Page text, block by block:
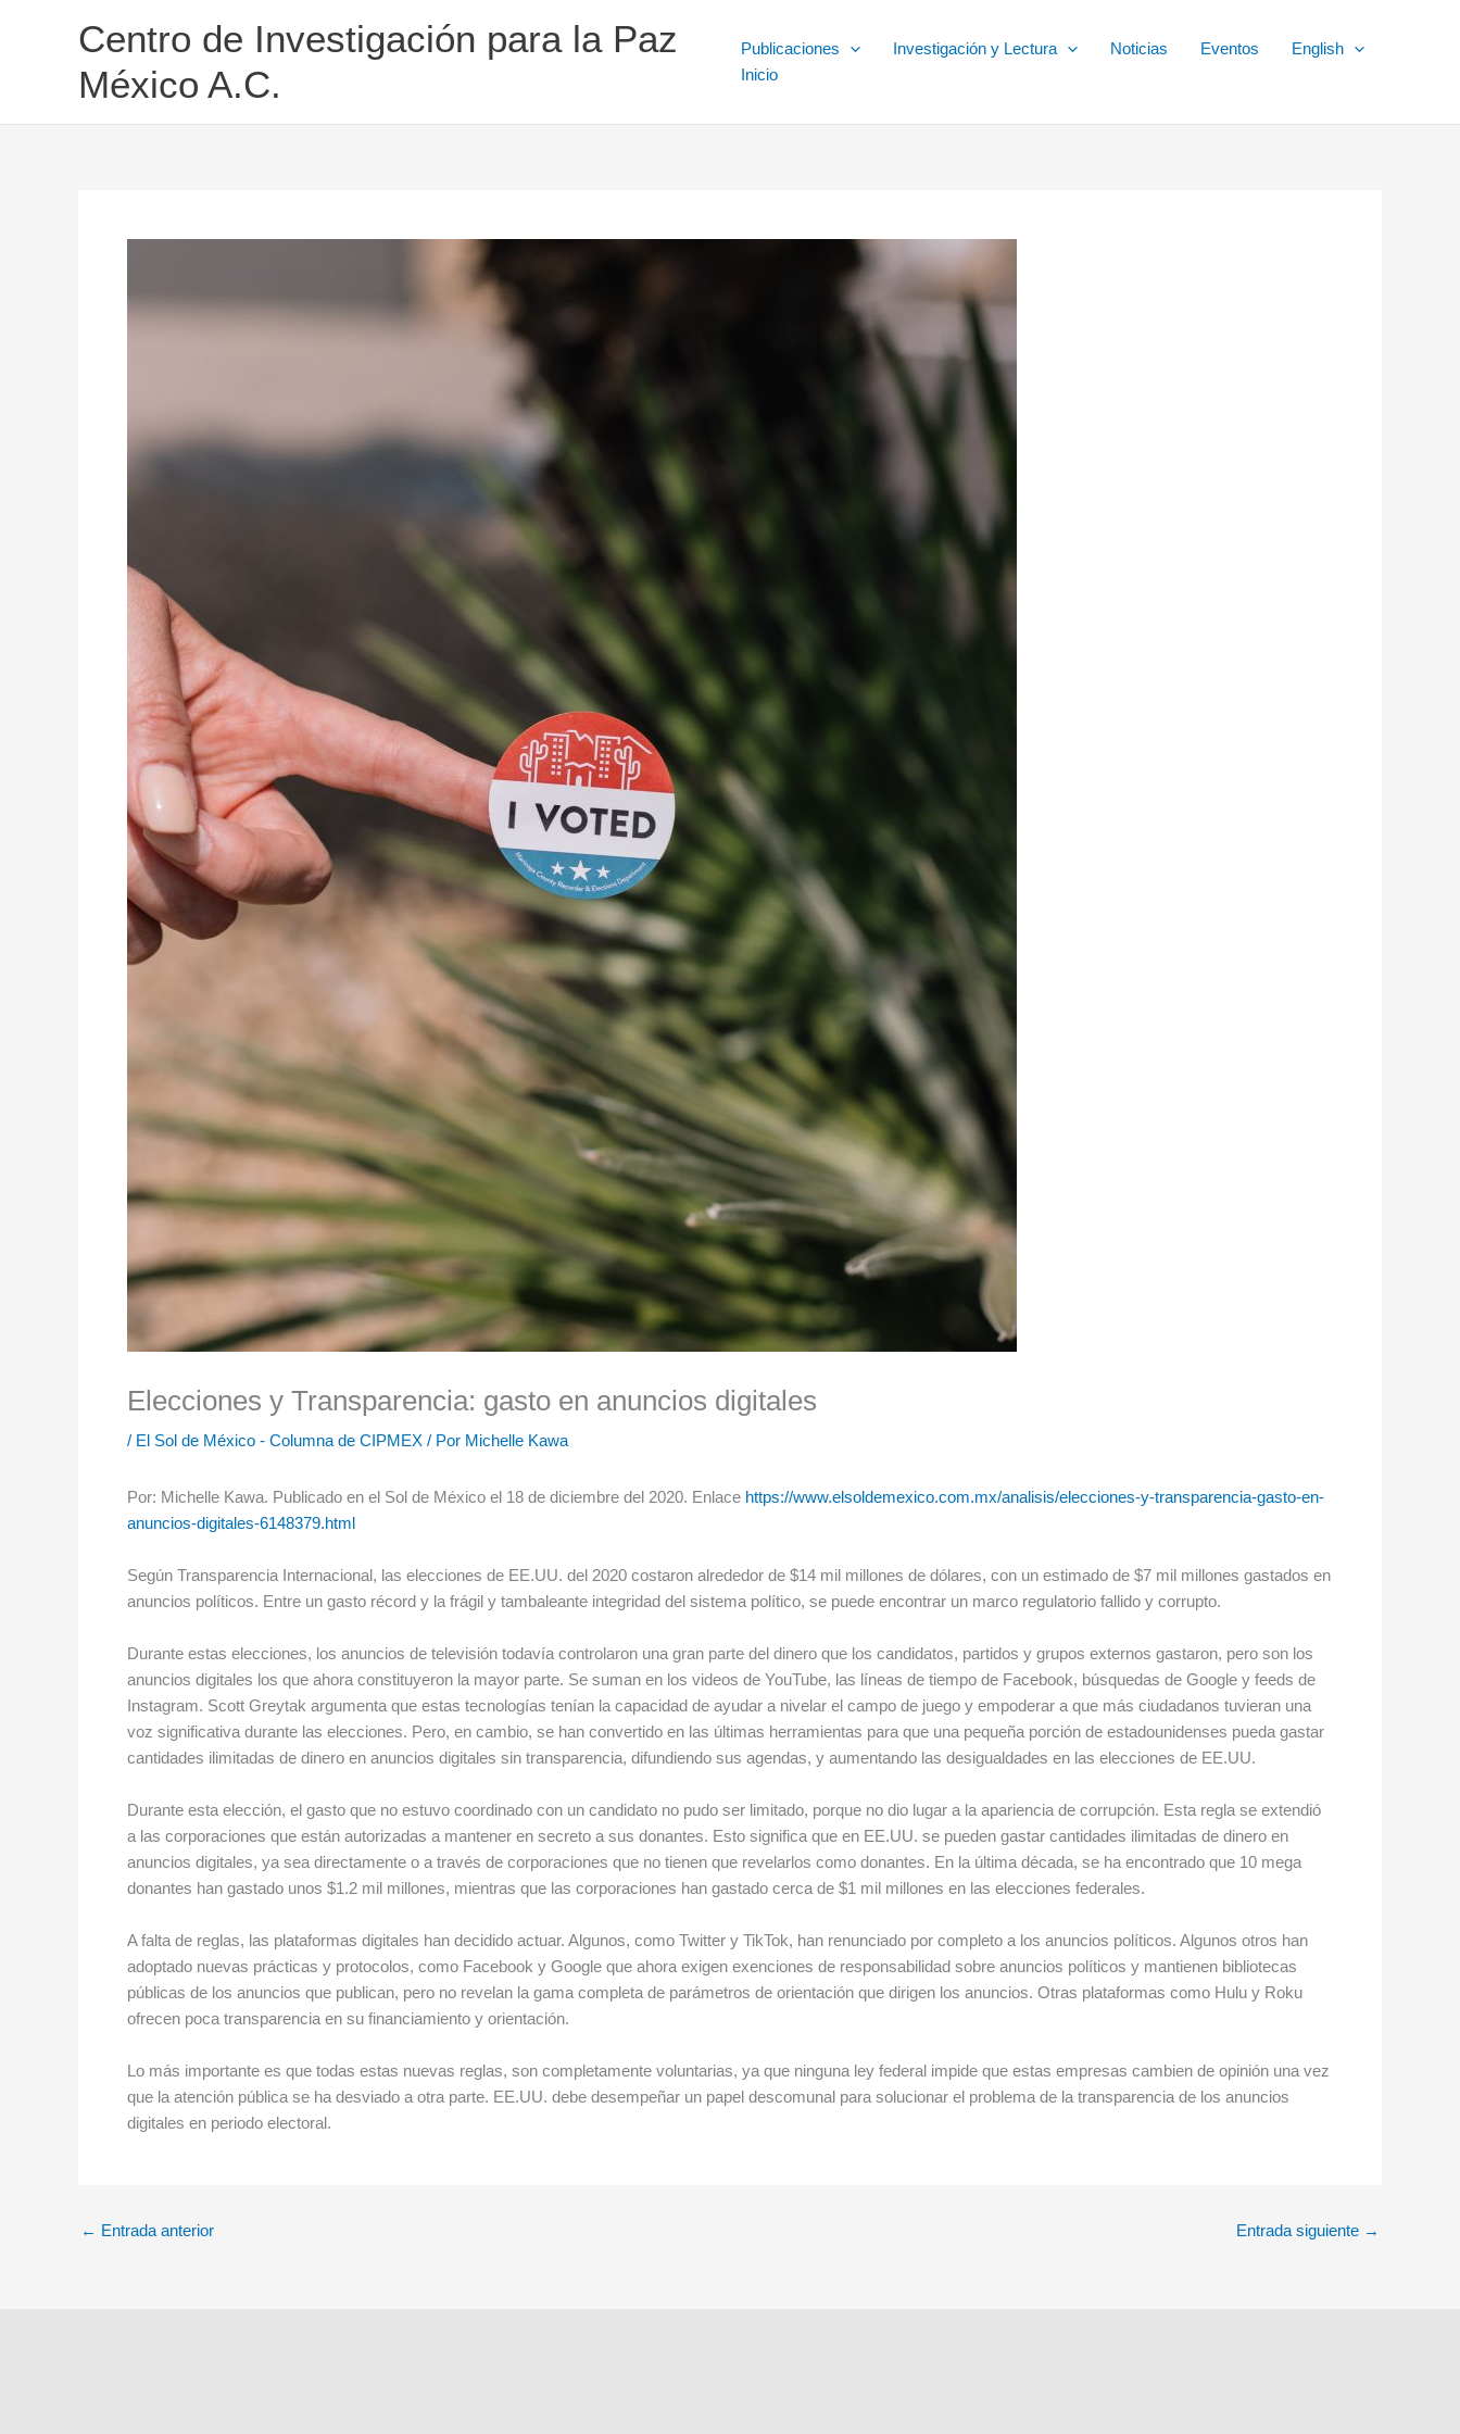
Centro de Investigación para la Paz
México A.C.
Publicaciones Investigación y Lectura Noticias Eventos
English
Inicio
Elecciones y Transparencia: gasto en anuncios digitales
/ El Sol de México - Columna de CIPMEX / Por Michelle Kawa
Por: Michelle Kawa. Publicado en el Sol de México el 18 de diciembre del 2020. Enlace https://www.elsoldemexico.com.mx/analisis/elecciones-y-transparencia-gasto-en-
anuncios-digitales-6148379.html
Según Transparencia Internacional, las elecciones de EE.UU. del 2020 costaron alrededor de $14 mil millones de dólares, con un estimado de $7 mil millones gastados en
anuncios políticos. Entre un gasto récord y la frágil y tambaleante integridad del sistema político, se puede encontrar un marco regulatorio fallido y corrupto.
Durante estas elecciones, los anuncios de televisión todavía controlaron una gran parte del dinero que los candidatos, partidos y grupos externos gastaron, pero son los
anuncios digitales los que ahora constituyeron la mayor parte. Se suman en los videos de YouTube, las líneas de tiempo de Facebook, búsquedas de Google y feeds de
Instagram. Scott Greytak argumenta que estas tecnologías tenían la capacidad de ayudar a nivelar el campo de juego y empoderar a que más ciudadanos tuvieran una
voz significativa durante las elecciones. Pero, en cambio, se han convertido en las últimas herramientas para que una pequeña porción de estadounidenses pueda gastar
cantidades ilimitadas de dinero en anuncios digitales sin transparencia, difundiendo sus agendas, y aumentando las desigualdades en las elecciones de EE.UU.
Durante esta elección, el gasto que no estuvo coordinado con un candidato no pudo ser limitado, porque no dio lugar a la apariencia de corrupción. Esta regla se extendió
a las corporaciones que están autorizadas a mantener en secreto a sus donantes. Esto significa que en EE.UU. se pueden gastar cantidades ilimitadas de dinero en
anuncios digitales, ya sea directamente o a través de corporaciones que no tienen que revelarlos como donantes. En la última década, se ha encontrado que 10 mega
donantes han gastado unos $1.2 mil millones, mientras que las corporaciones han gastado cerca de $1 mil millones en las elecciones federales.
A falta de reglas, las plataformas digitales han decidido actuar. Algunos, como Twitter y TikTok, han renunciado por completo a los anuncios políticos. Algunos otros han
adoptado nuevas prácticas y protocolos, como Facebook y Google que ahora exigen exenciones de responsabilidad sobre anuncios políticos y mantienen bibliotecas
públicas de los anuncios que publican, pero no revelan la gama completa de parámetros de orientación que dirigen los anuncios. Otras plataformas como Hulu y Roku
ofrecen poca transparencia en su financiamiento y orientación.
Lo más importante es que todas estas nuevas reglas, son completamente voluntarias, ya que ninguna ley federal impide que estas empresas cambien de opinión una vez
que la atención pública se ha desviado a otra parte. EE.UU. debe desempeñar un papel descomunal para solucionar el problema de la transparencia de los anuncios
digitales en periodo electoral.
← Entrada anterior Entrada siguiente →